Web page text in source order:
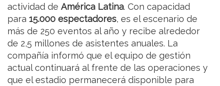
actividad de América Latina. Con capacidad
para 15.000 espectadores, es el escenario de
más de 250 eventos al año y recibe alrededor
de 2,5 millones de asistentes anuales. La
compañía informó que el equipo de gestión
actual continuará al frente de las operaciones y
que el estadio permanecerá disponible para